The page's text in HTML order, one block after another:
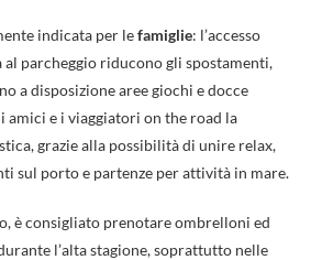
indicata per lefamiglie: l’accesso
al parcheggio riducono gli spostamenti,
a disposizione aree giochi e docce
amici e i viaggiatori on the road la
grazie alla possibilità di unire relax,
sul porto e partenze per attività in mare.
è consigliato prenotare ombrelloni ed
l’alta stagione, soprattutto nelle